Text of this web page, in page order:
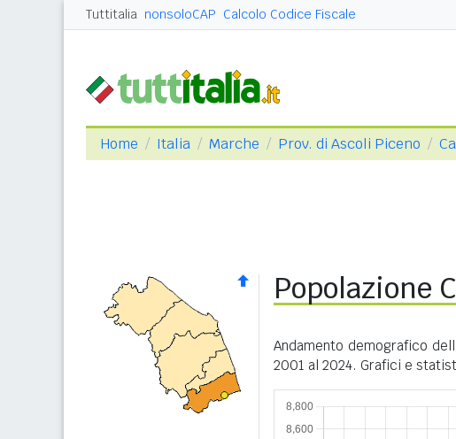
Tuttitalia nonsoloCAP Calcolo Codice Fiscale
Home Italia Marche Prov. di Ascoli Piceno
Popolazione
Andamento demografico
2001 al 2024. Grafici e